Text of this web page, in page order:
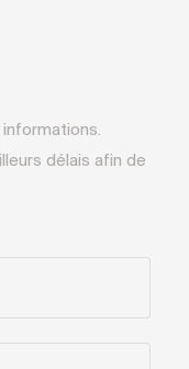
délais afin de